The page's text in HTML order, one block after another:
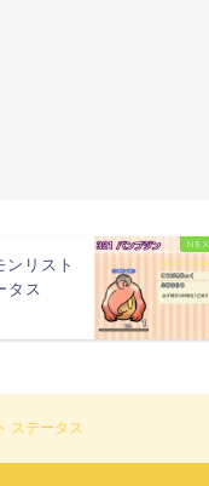
ンリスト
タス
ステータス